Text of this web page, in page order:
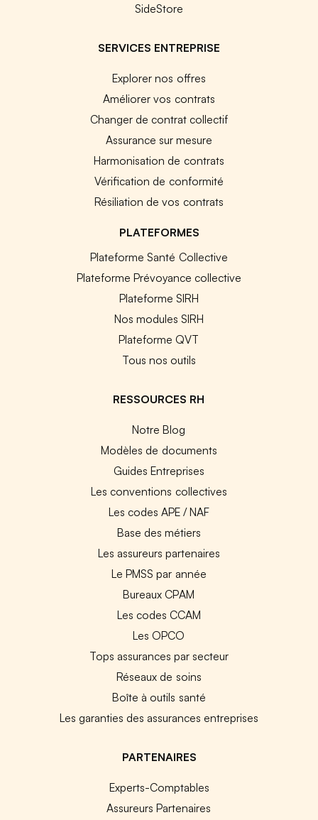
SideStore
SERVICES ENTREPRISE
Explorer nos offres
Améliorer vos contrats
Changer de contrat collectif
Assurance sur mesure
Harmonisation de contrats
Vérification de conformité
Résiliation de vos contrats
PLATEFORMES
Plateforme Santé Collective
Plateforme Prévoyance collective
Plateforme SIRH
Nos modules SIRH
Plateforme QVT
Tous nos outils
RESSOURCES RH
Notre Blog
Modèles de documents
Guides Entreprises
Les conventions collectives
Les codes APE / NAF
Base des métiers
Les assureurs partenaires
Le PMSS par année
Bureaux CPAM
Les codes CCAM
Les OPCO
Tops assurances par secteur
Réseaux de soins
Boîte à outils santé
Les garanties des assurances entreprises
PARTENAIRES
Experts-Comptables
Assureurs Partenaires